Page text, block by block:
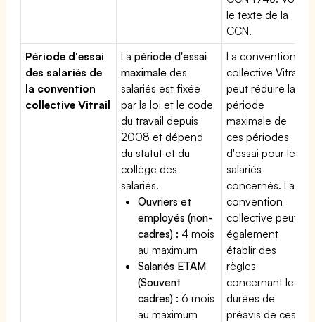
le texte de la
CCN.
Période d'essai
des salariés de
la convention
collective Vitrail
Lapériode d'essai
maximale des
salariés est fixée
par la loi et le code
du travail depuis
2008 et dépend
du statut et du
collège des
salariés.
Ouvriers et
employés (non-
cadres) : 4 mois
au maximum
Salariés ETAM
(Souvent
cadres) : 6 mois
au maximum
La convention
collective Vitrail
peut réduire la
période
maximale de
ces périodes
d'essai pour les
salariés
concernés. La
convention
collective peut
également
établir des
règles
concernant les
durées de
préavis de ces